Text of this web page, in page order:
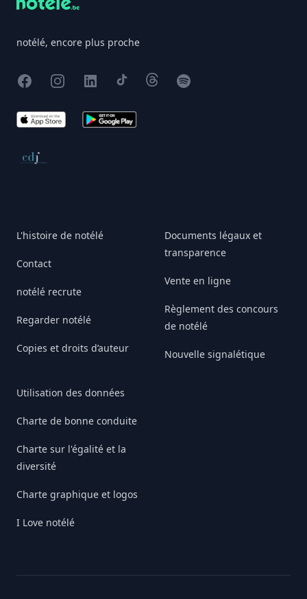
notélé, encore plus proche
FacebookInstagram
X TikTokThreadsSpotify
App Store Google Play
Conseil de déontologie journalistique
L'histoire de notélé
Contact
notélé recrute
Regarder notélé
Copies et droits d’auteur
Utilisation des données
Charte de bonne conduite
Charte sur l'égalité et la
diversité
Charte graphique et logos
I Love notélé
Documents légaux et
transparence
Vente en ligne
Règlement des concours
de notélé
Nouvelle signalétique